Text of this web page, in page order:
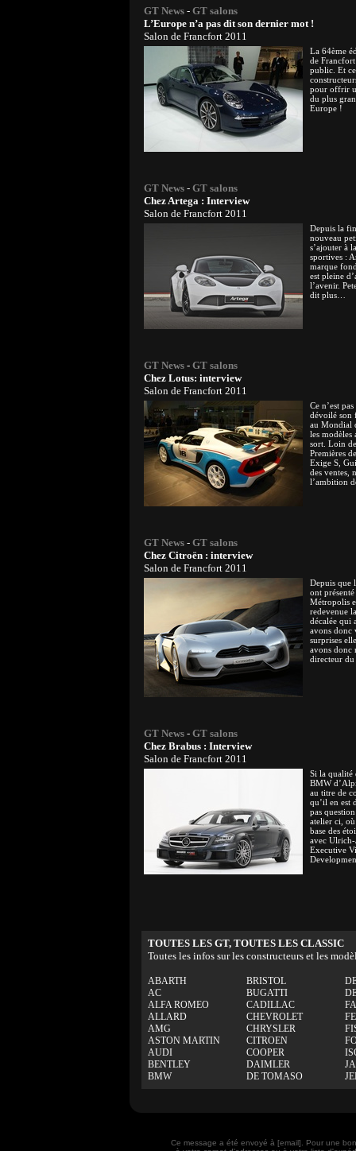
GT News - GT salons
L’Europe n’a pas dit son dernier mot !
Salon de Francfort 2011
La 64ème
de Francfort
public. Et
pour offrir
du plus
Europe !
GT News - GT salons
Chez Artega : Interview
Salon de Francfort 2011
Depuis la
nouveau
s’ajouter à
sportives :
marque
est pleine
l’avenir.
dit plus…
GT News - GT salons
Chez Lotus: interview
Salon de Francfort 2011
Ce n’est
dévoilé son
au Mondial
les modèles
sort. Loin
Premières
Exige S,
des ventes,
l’ambition
GT News - GT salons
Chez Citroën : interview
Salon de Francfort 2011
Depuis que
ont
Métropolis
redevenue
décalée qui
avons donc
surprises
avons donc
directeur du
GT News - GT salons
Chez Brabus : Interview
Salon de Francfort 2011
Si la qualité
BMW
au titre de
qu’il en est
pas
atelier ci, où
base des
avec
Executive
TOUTES LES GT, TOUTES LES CLASSIC
Toutes les infos sur les constructeurs et les
ABARTH
AC
ALFA ROMEO
ALLARD
AMG
ASTON MARTIN
AUDI
BENTLEY
BMW
BRISTOL
BUGATTI
CADILLAC
CHEVROLET
CHRYSLER
CITROEN
COOPER
DAIMLER
DE TOMASO
Ce message a été envoyé à [email]. Pour une